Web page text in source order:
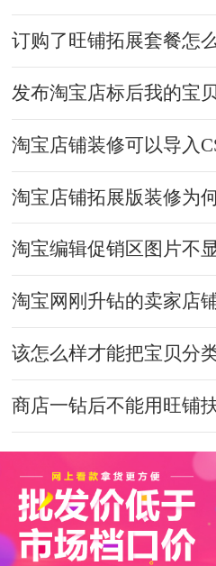
订购了旺铺拓展套餐怎
发布淘宝店标后我的宝
淘宝店铺装修可以导入
淘宝店铺拓展版装修为
淘宝编辑促销区图片不
淘宝网刚升钻的卖家店
该怎么样才能把宝贝分
商店一钻后不能用旺铺